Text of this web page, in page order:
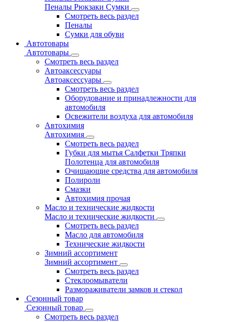
Пеналы Рюкзаки Сумки
Смотреть весь раздел
Пеналы
Сумки для обуви
Автотовары
Автотовары
Смотреть весь раздел
Автоаксессуары
Автоаксессуары
Смотреть весь раздел
Оборудование и принадлежности для
автомобиля
Освежители воздуха для автомобиля
Автохимия
Автохимия
Смотреть весь раздел
Губки для мытья Салфетки Тряпки
Полотенца для автомобиля
Очищающие средства для автомобиля
Полироли
Смазки
Автохимия прочая
Масло и технические жидкости
Масло и технические жидкости
Смотреть весь раздел
Масло для автомобиля
Технические жидкости
Зимний ассортимент
Зимний ассортимент
Смотреть весь раздел
Стеклоомыватели
Размораживатели замков и стекол
Сезонный товар
Сезонный товар
Смотреть весь раздел